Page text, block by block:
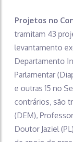
Projetos no
tramitam 43
levantamento
Departamento
Parlamentar
e outras 15 no
contrários, são
(DEM),
Doutor Jaziel